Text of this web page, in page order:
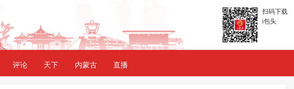
扫码下载
i包头
评论 天下 内蒙古 直播